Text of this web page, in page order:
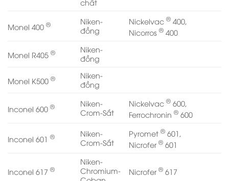
chất
Monel 400 ®
Niken-
đồng
Nickelvac® 400,
Nicorros® 400
Monel R405 ®
Niken-
đồng
Monel K500 ®
Niken-
đồng
Inconel 600 ®
Niken-
Crom-Sắt
Nickelvac® 600,
Ferrochronin® 600
Inconel 601 ®
Niken-
Crom-Sắt
Pyromet® 601,
Nicrofer® 601
Inconel 617 ®
Niken-
Chromium-
Nicrofer® 617